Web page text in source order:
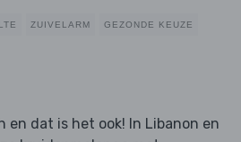
ZUIVELARM GEZONDE KEUZE
en dat is het ook! In Libanon en